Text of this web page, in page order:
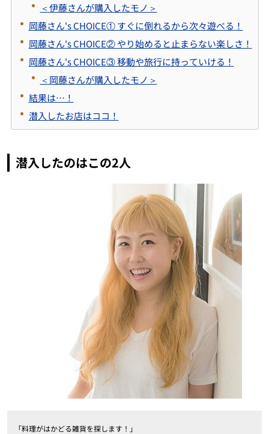
＜伊藤さんが購入したモノ＞
岡藤さん's CHOICE① すぐに倒れるから次々遊べる！
岡藤さん's CHOICE② やり始めると止まらない楽しさ！
岡藤さん's CHOICE③ 移動や旅行に持っていける！
＜岡藤さんが購入したモノ＞
結果は…！
潜入したお店はココ！
潜入したのはこの2人
「料理がはかどる雑貨を探します！」